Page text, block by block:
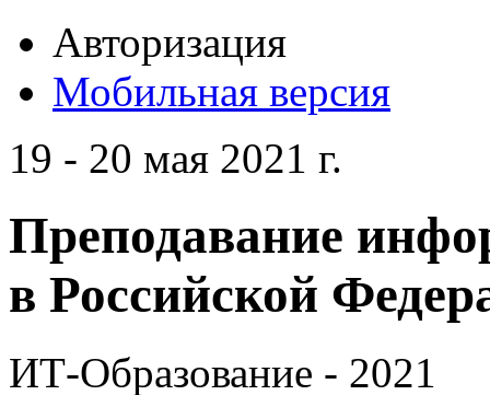
Авторизация
Мобильная версия
19 - 20 мая 2021 г.
Преподавание
в Российской
ИТ-Образование - 2021